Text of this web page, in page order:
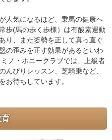
人気になるほど、乗馬の健康へ
歩(馬の歩く歩様）は有酸素運動
り、また姿勢を正して真っ直ぐ
の歪みを正す効果があるといわ
ノ・ポニークラブでは、上級者
んびりレッスン、芝騎乗など、
お待ちしています。